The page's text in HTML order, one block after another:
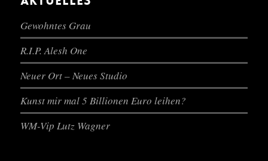
Gewohntes Grau
R.I.P. Alesh One
Neuer Ort – Neues Studio
Kunst mir mal 5 Billionen Euro leihen?
WM-Vip Lutz Wagner